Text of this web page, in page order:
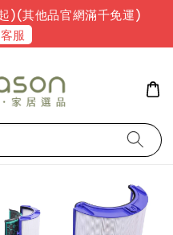
)(其他品官網滿千免運)
服